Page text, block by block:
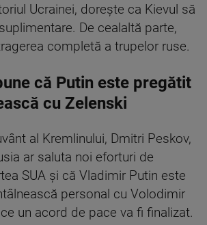
Ucrainei, doreşte ca Kievul să
De cealaltă parte,
completă a trupelor ruse.
că Putin este pregătit
cu Zelenski
al Kremlinului, Dmitri Peskov,
ar saluta noi eforturi de
SUA şi că Vladimir Putin este
personal cu Volodimir
un acord de pace va fi finalizat.